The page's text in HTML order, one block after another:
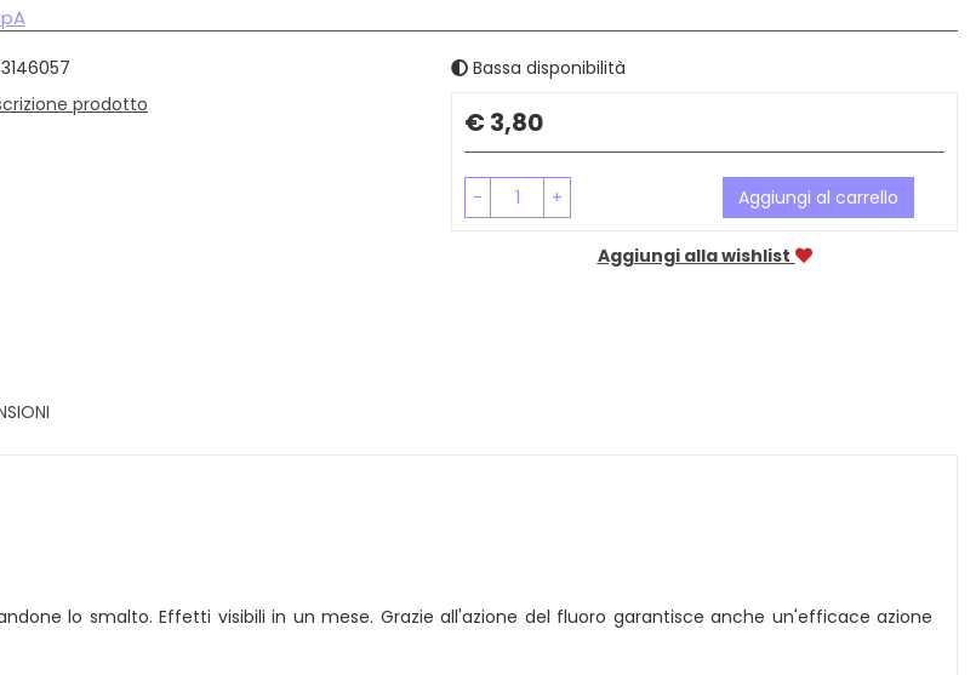
prodotto
Bassa disponibilità
Prezzo
€ 3,80
- + Aggiungi al carrello
Aggiungi alla wishlist
lo smalto. Effetti visibili in un mese. Grazie all'azione del fluoro garantisce anche un'efficace azione